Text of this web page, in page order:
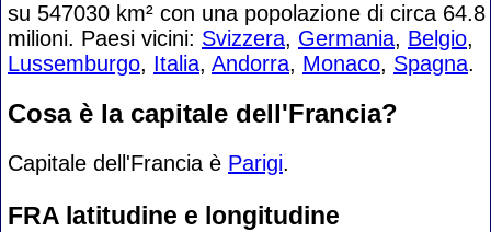
su 547030 km² con una popolazione di circa 64.8
milioni. Paesi vicini: Svizzera, Germania, Belgio,
Lussemburgo, Italia, Andorra, Monaco, Spagna.
Cosa è la capitale dell'Francia?
Capitale dell'Francia è Parigi.
FRA latitudine e longitudine